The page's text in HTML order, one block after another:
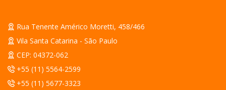
Rua Tenente Américo Moretti, 458/466
Vila Santa Catarina - São Paulo
CEP: 04372-062
+55 (11) 5564-2599
+55 (11) 5677-3323